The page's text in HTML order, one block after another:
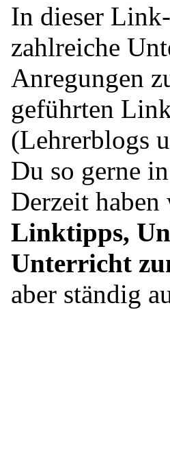
In dieser
zahlreiche
Anregungen
geführten
(Lehrerblogs
Du so gerne
Derzeit
Linktipps,
Unterricht
aber ständig